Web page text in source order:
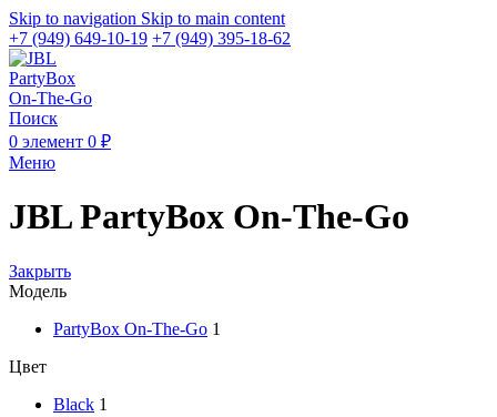
Skip to navigation Skip to main content
+7 (949) 649-10-19 +7 (949) 395-18-62
Поиск
0 элемент 0 ₽
Меню
JBL PartyBox On-The-Go
Закрыть
Модель
PartyBox On-The-Go 1
Цвет
Black 1